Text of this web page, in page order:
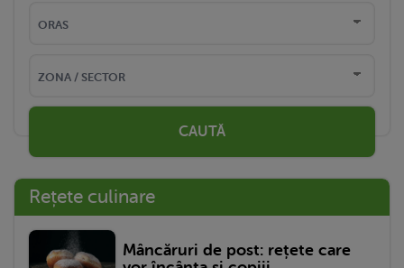
CAUTĂ
Rețete culinare
Mâncăruri de post: rețete care